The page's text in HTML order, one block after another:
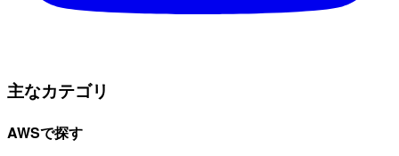
主なカテゴリ
AWSで探す